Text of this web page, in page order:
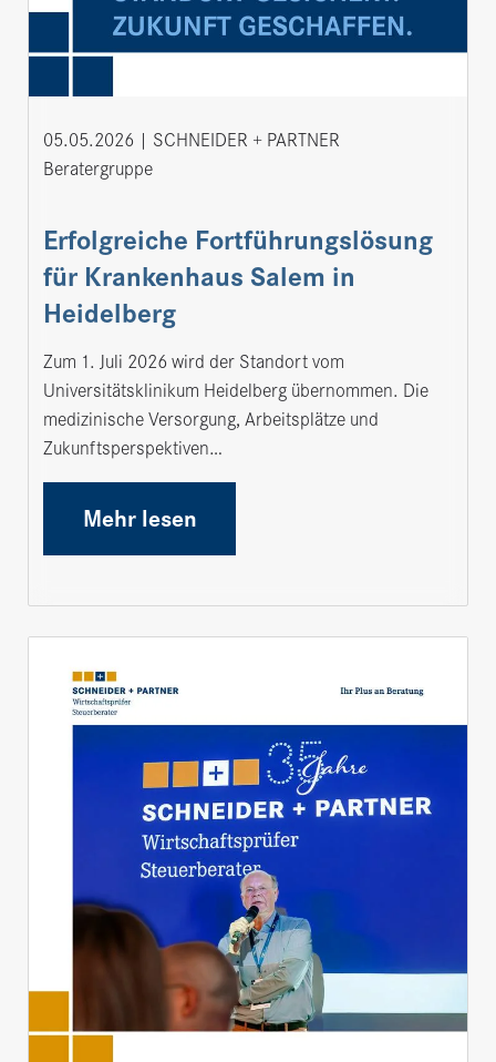
05.05.2026
SCHNEIDER + PARTNER
Beratergruppe
Erfolgreiche Fortführungslösung
für Krankenhaus Salem in
Heidelberg
Zum 1. Juli 2026 wird der Standort vom
Universitätsklinikum Heidelberg übernommen. Die
medizinische Versorgung, Arbeitsplätze und
Zukunftsperspektiven…
Mehr lesen